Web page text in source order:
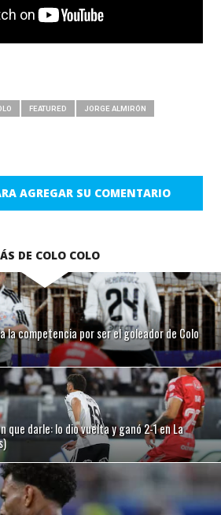
FEATURED JORGE ALMIRÓN
AGREGAR SU COMENTARIO
DE COLO COLO
la competencia por ser el goleador de Colo
que darle: lo dio vuelta y ganó 2-1 en La